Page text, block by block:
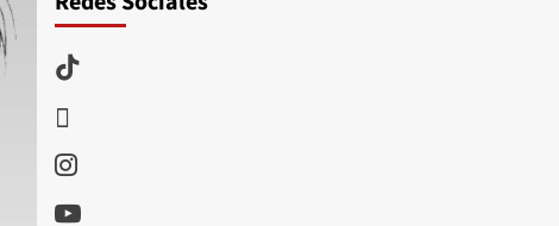
TikTok
Instagram
Youtube